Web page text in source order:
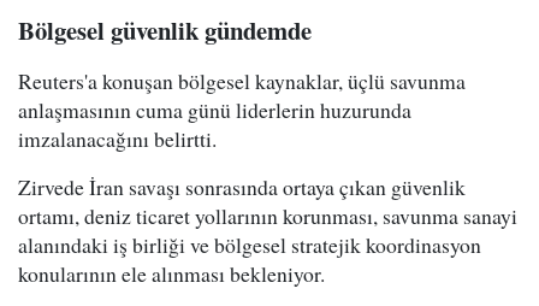
Bölgesel güvenlik gündemde
Reuters'a konuşan bölgesel kaynaklar, üçlü savunma
anlaşmasının cuma günü liderlerin huzurunda
imzalanacağını belirtti.
Zirvede İran savaşı sonrasında ortaya çıkan güvenlik
ortamı, deniz ticaret yollarının korunması, savunma sanayi
alanındaki iş birliği ve bölgesel stratejik koordinasyon
konularının ele alınması bekleniyor.